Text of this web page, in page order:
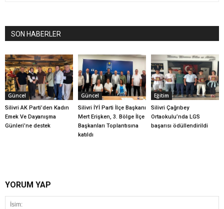
SON HABERLER
Güncel
Silivri AK Parti’den Kadın
Emek Ve Dayanışma
Günleri’ne destek
Güncel
Silivri İYİ Parti İlçe Başkanı
Mert Erişken, 3. Bölge İlçe
Başkanları Toplantısına
katıldı
Eğitim
Silivri Çağrıbey
Ortaokulu’nda LGS
başarısı ödüllendirildi
YORUM YAP